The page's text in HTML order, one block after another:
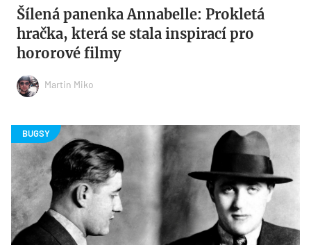
Šílená panenka Annabelle: Prokletá
hračka, která se stala inspirací pro
hororové filmy
Martin Miko